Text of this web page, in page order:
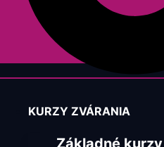
KURZY ZVÁRANIA
Základné